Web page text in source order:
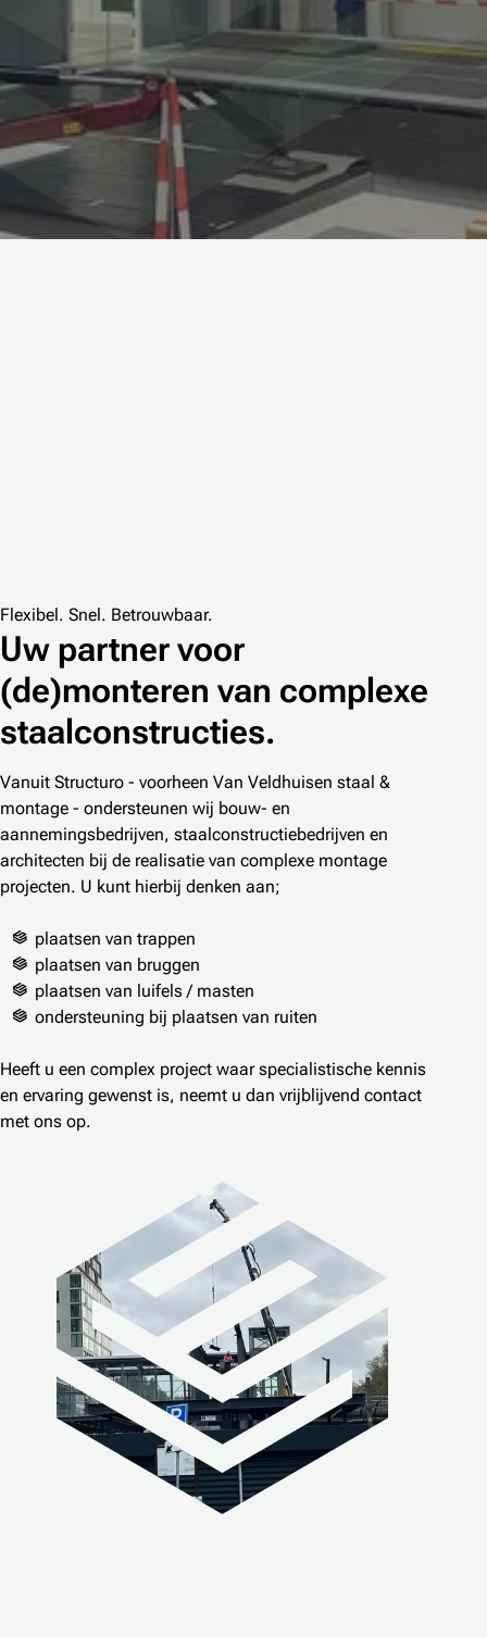
Flexibel. Snel. Betrouwbaar.
Uw partner voor
(de)monteren van complexe
staalconstructies.
Vanuit Structuro - voorheen Van Veldhuisen staal &
montage - ondersteunen wij bouw- en
aannemingsbedrijven, staalconstructiebedrijven en
architecten bij de realisatie van complexe montage
projecten. U kunt hierbij denken aan;
plaatsen van trappen
plaatsen van bruggen
plaatsen van luifels / masten
ondersteuning bij plaatsen van ruiten
Heeft u een complex project waar specialistische kennis
en ervaring gewenst is, neemt u dan vrijblijvend contact
met ons op.